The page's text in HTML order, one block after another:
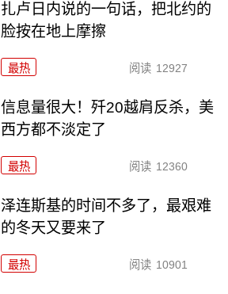
扎卢日内说的一句话，把北约的
脸按在地上摩擦
最热 阅读 12927
信息量很大！歼20越肩反杀，美
西方都不淡定了
最热 阅读 12360
泽连斯基的时间不多了，最艰难
的冬天又要来了
最热 阅读 10901